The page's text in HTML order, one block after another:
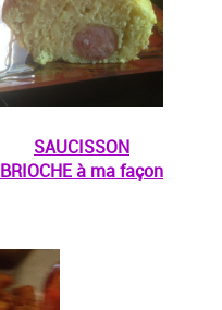
SAUCISSON
BRIOCHE à ma façon